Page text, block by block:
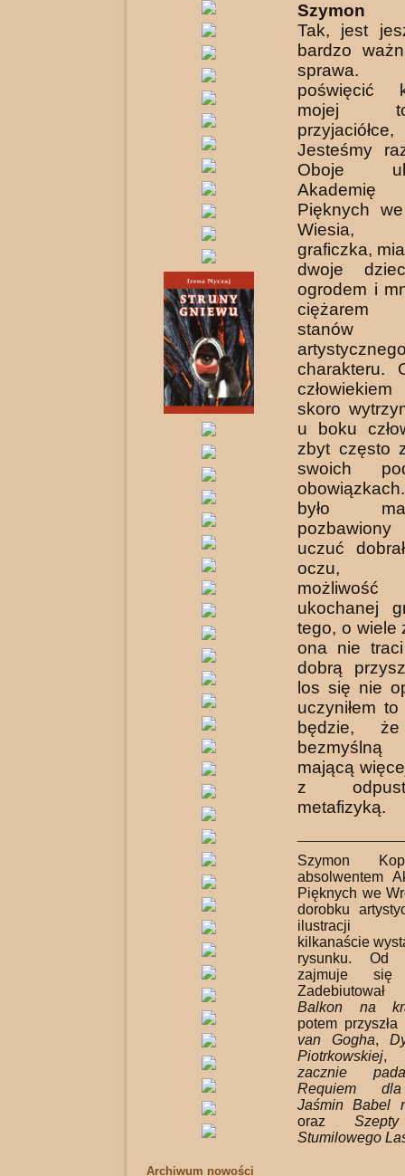
Archiwum nowości
Szymon
Tak, jest
bardzo
sprawa.
poświęcić
mojej
Jesteśmy
Oboje
Pięknych we
Wiesia,
graficzka,
dwoje
ogrodem i
ciężarem
stanów
charakteru.
skoro
u boku
zbyt często
swoich
było
uczuć
oczu,
możliwość
ukochanej
tego, o wiele
ona nie
dobrą
los się nie
uczyniłem
będzie,
mającą
z
metafizyką.
Szymon
absolwentem
Pięknych we
dorobku
ilustracji
kilkanaście
rysunku. Od
zajmuje się
Balkon na
potem
van Gogha,
Piotrkowskiej
zacznie
Requiem dla
Jaśmin Babel
oraz
Stumilowego